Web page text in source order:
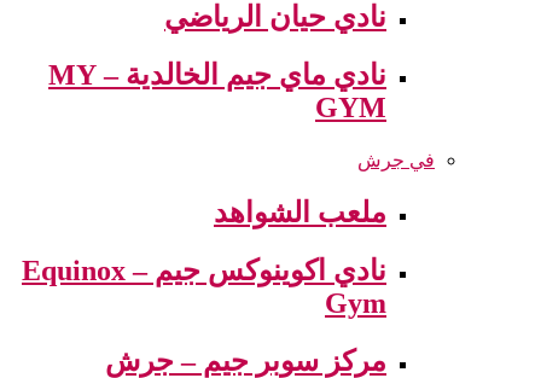
نادي حيان الرياضي
نادي ماي جيم الخالدية – MY
GYM
في جرش
ملعب الشواهد
نادي اكوينوكس جيم – Equinox
Gym
مركز سوبر جيم – جرش